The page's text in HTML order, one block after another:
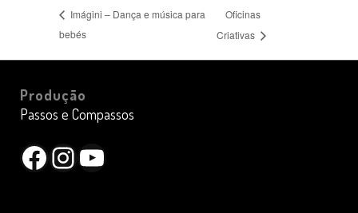
Imágini – Dança e música para
bebés
Oficinas
Criativas
Produção
Passos e Compassos
Facebook
Instagram
YouTube